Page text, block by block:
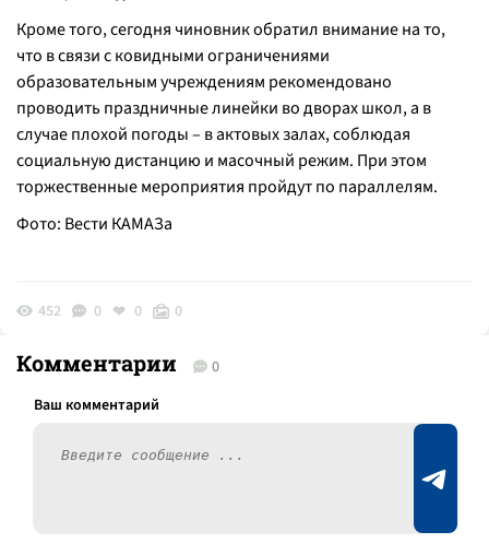
Кроме того, сегодня чиновник обратил внимание на то,
что в связи с ковидными ограничениями
образовательным учреждениям рекомендовано
проводить праздничные линейки во дворах школ, а в
случае плохой погоды – в актовых залах, соблюдая
социальную дистанцию и масочный режим. При этом
торжественные мероприятия пройдут по параллелям.
Фото: Вести КАМАЗа
452 0 0 0
Комментарии 0